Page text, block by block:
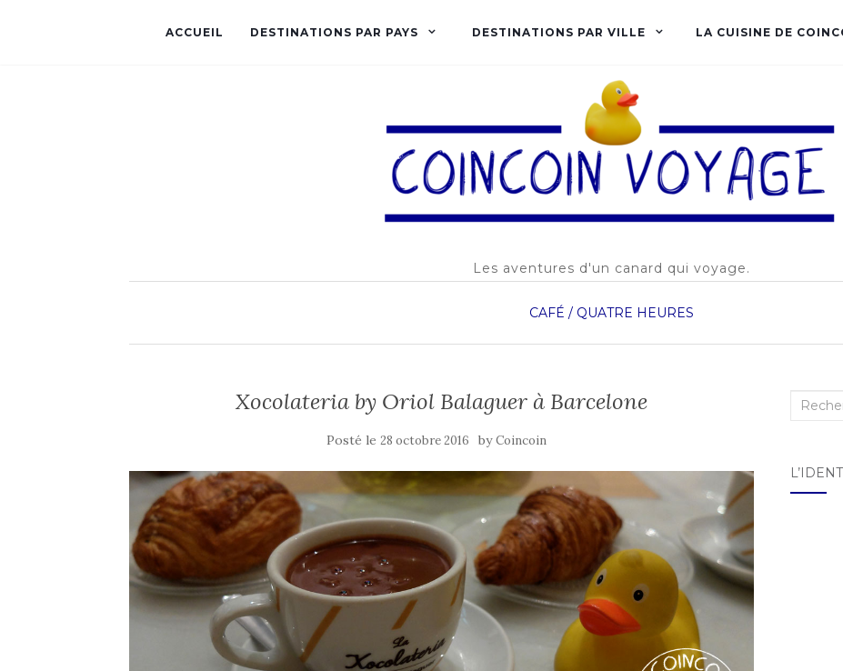
ACCUEIL DESTINATIONS PAR PAYS DESTINATIONS PAR VILLE LA CUISINE DE
Les aventures d'un canard qui voyage.
CAFÉ / QUATRE HEURES
Xocolateria by Oriol Balaguer à Barcelone
Posté le28 octobre 2016 byCoincoin